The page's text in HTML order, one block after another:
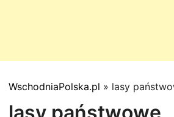
WschodniaPolska.pl » lasy